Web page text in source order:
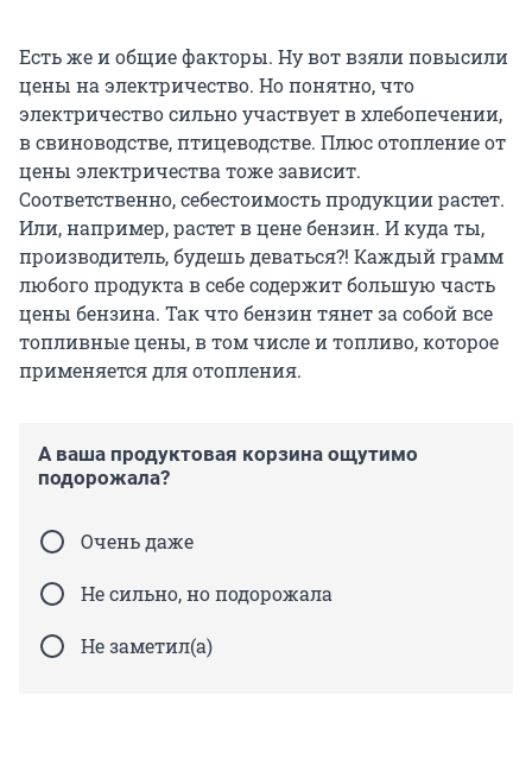
Есть же и общие факторы. Ну вот взяли повысили
цены на электричество. Но понятно, что
электричество сильно участвует в хлебопечении,
в свиноводстве, птицеводстве. Плюс отопление от
цены электричества тоже зависит.
Соответственно, себестоимость продукции растет.
Или, например, растет в цене бензин. И куда ты,
производитель, будешь деваться?! Каждый грамм
любого продукта в себе содержит большую часть
цены бензина. Так что бензин тянет за собой все
топливные цены, в том числе и топливо, которое
применяется для отопления.
А ваша продуктовая корзина ощутимо
подорожала?
Очень даже
Не сильно, но подорожала
Не заметил(а)